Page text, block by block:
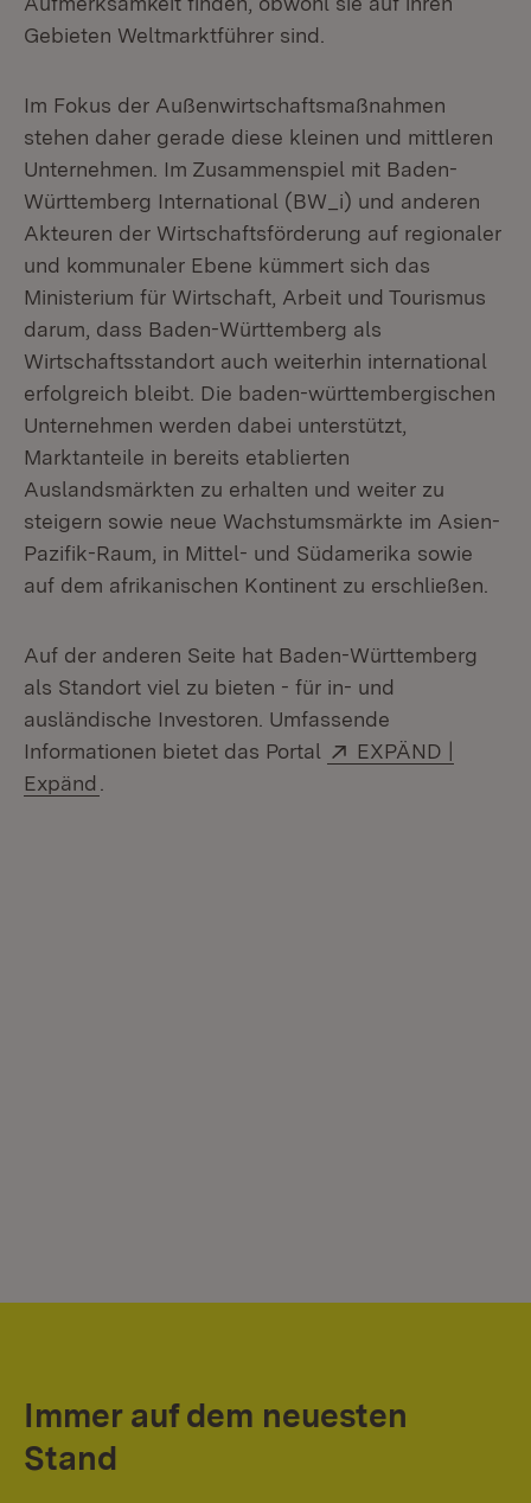
Gebieten Weltmarktführer sind.
Im Fokus der Außenwirtschaftsmaßnahmen
stehen daher gerade diese kleinen und mittleren
Unternehmen. Im Zusammenspiel mit Baden-
Württemberg International (BW_i) und anderen
Akteuren der Wirtschaftsförderung auf regionaler
und kommunaler Ebene kümmert sich das
Ministerium für Wirtschaft, Arbeit und Tourismus
darum, dass Baden-Württemberg als
Wirtschaftsstandort auch weiterhin international
erfolgreich bleibt. Die baden-württembergischen
Unternehmen werden dabei unterstützt,
Marktanteile in bereits etablierten
Auslandsmärkten zu erhalten und weiter zu
steigern sowie neue Wachstumsmärkte im Asien-
Pazifik-Raum, in Mittel- und Südamerika sowie
auf dem afrikanischen Kontinent zu erschließen.
Auf der anderen Seite hat Baden-Württemberg
als Standort viel zu bieten - für in- und
ausländische Investoren. Umfassende
Informationen bietet das Portal
Extern:
EXPÄND |
Expänd
Immer auf dem neuesten
Stand